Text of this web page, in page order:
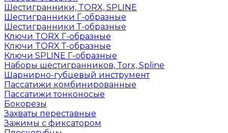
Шестигранники, TORX, SPLINE
Шестигранники Г-образные
Шестигранники Т-образные
Ключи TORX Г-образные
Ключи TORX Т-образные
Ключи SPLINE Г-образные
Наборы шестигранников, Torx, Spline
Шарнирно-губцевый инструмент
Пассатижи комбинированные
Пассатижи тонконосые
Бокорезы
Захваты переставные
Зажимы с фиксатором